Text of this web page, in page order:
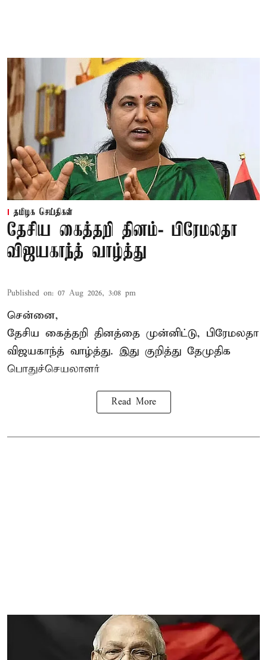
தமிழக செய்திகள்
தேசிய கைத்தறி தினம்- பிரேமலதா
விஜயகாந்த் வாழ்த்து
Published on: 07 Aug 2026, 3:08 pm
சென்னை,
தேசிய கைத்தறி தினத்தை முன்னிட்டு, பிரேமலதா
விஜயகாந்த் வாழ்த்து. இது குறித்து தேமுதிக
பொதுச்செயலாளர்
Read More